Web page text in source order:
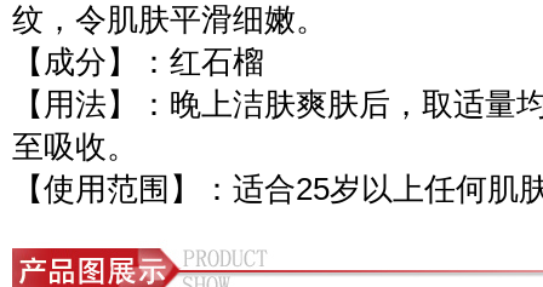
纹，令肌肤平滑细嫩。
【成分】：红石榴
【用法】：晚上洁肤爽肤后，取适量
至吸收。
【使用范围】：适合25岁以上任何肌